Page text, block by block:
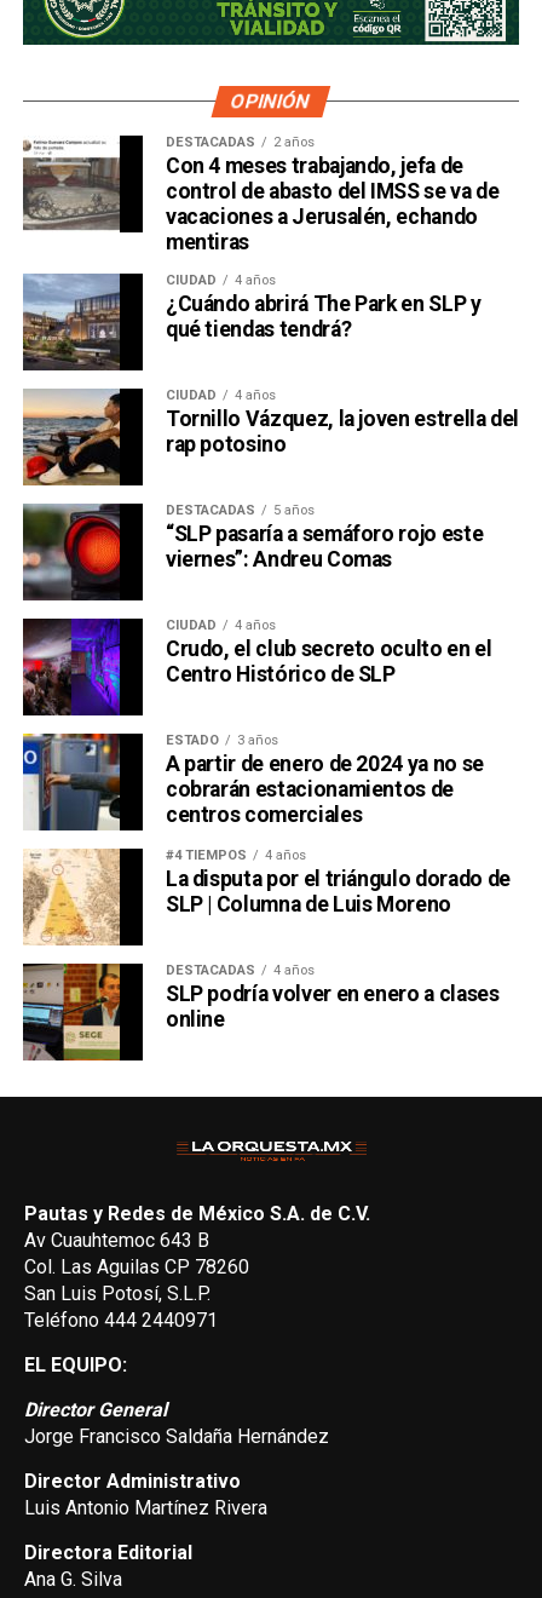
OPINIÓN
DESTACADAS 2 años
Con 4 meses trabajando, jefa de
control de abasto del IMSS se va de
vacaciones a Jerusalén, echando
mentiras
CIUDAD 4 años
¿Cuándo abrirá The Park en SLP y
qué tiendas tendrá?
CIUDAD 4 años
Tornillo Vázquez, la joven estrella del
rap potosino
DESTACADAS 5 años
“SLP pasaría a semáforo rojo este
viernes”: Andreu Comas
CIUDAD 4 años
Crudo, el club secreto oculto en el
Centro Histórico de SLP
ESTADO 3 años
A partir de enero de 2024 ya no se
cobrarán estacionamientos de
centros comerciales
#4 TIEMPOS 4 años
La disputa por el triángulo dorado de
SLP | Columna de Luis Moreno
DESTACADAS 4 años
SLP podría volver en enero a clases
online
Pautas y Redes de México S.A. de C.V.
Av Cuauhtemoc 643 B
Col. Las Aguilas CP 78260
San Luis Potosí, S.L.P.
Teléfono 444 2440971
EL EQUIPO:
Director General
Jorge Francisco Saldaña Hernández
Director Administrativo
Luis Antonio Martínez Rivera
Directora Editorial
Ana G. Silva